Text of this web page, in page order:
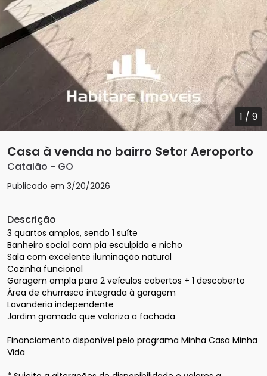
1 / 9
Casa à venda no bairro Setor Aeroporto
Catalão - GO
Publicado em 3/20/2026
Descrição
3 quartos amplos, sendo 1 suíte
Banheiro social com pia esculpida e nicho
Sala com excelente iluminação natural
Cozinha funcional
Garagem ampla para 2 veículos cobertos + 1 descoberto
Área de churrasco integrada à garagem
Lavanderia independente
Jardim gramado que valoriza a fachada
Financiamento disponível pelo programa Minha Casa Minha
Vida